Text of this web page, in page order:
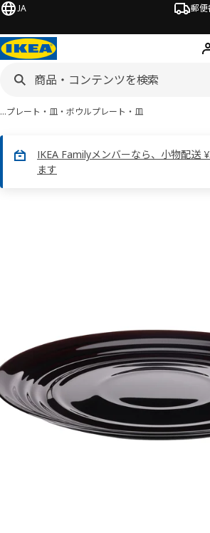
JA 郵便
…プレート・皿・ボウルプレート・皿
IKEA Familyメンバーなら、小物配送
ます